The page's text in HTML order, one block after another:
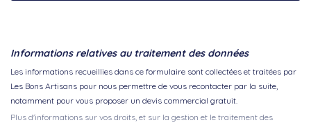
Informations relatives au traitement des données
Les informations recueillies dans ce formulaire sont collectées et traitées par
Les Bons Artisans pour nous permettre de vous recontacter par la suite,
notamment pour vous proposer un devis commercial gratuit.
Plus d'informations sur vos droits, et sur la gestion et le traitement des